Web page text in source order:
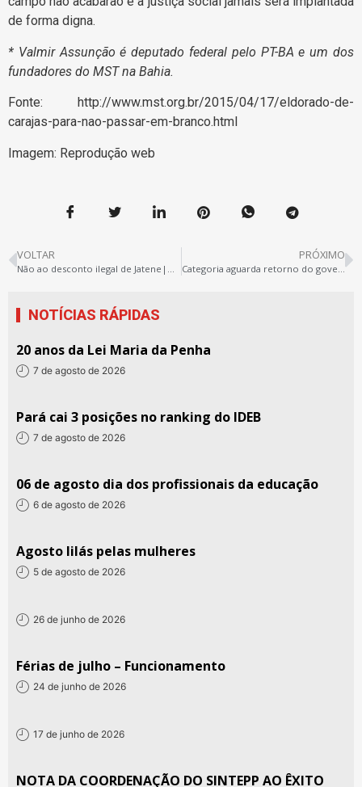
de forma digna.
* Valmir Assunção é deputado federal pelo PT-BA e um dos
fundadores do MST na Bahia.
Fonte: http://www.mst.org.br/2015/04/17/eldorado-de-
carajas-para-nao-passar-em-branco.html
Imagem: Reprodução web
VOLTAR PRÓXIMO
NOTÍCIAS RÁPIDAS
20 anos da Lei Maria da Penha
7 de agosto de 2026
Pará cai 3 posições no ranking do IDEB
7 de agosto de 2026
06 de agosto dia dos profissionais da educação
6 de agosto de 2026
Agosto lilás pelas mulheres
5 de agosto de 2026
26 de junho de 2026
Férias de julho – Funcionamento
24 de junho de 2026
17 de junho de 2026
NOTA DA COORDENAÇÃO DO SINTEPP AO ÊXITO